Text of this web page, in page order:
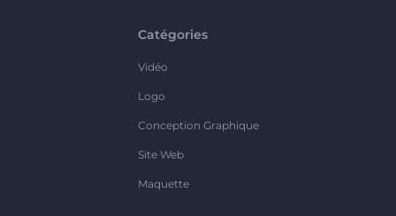
Catégories
Vidéo
Logo
Conception Graphique
Site Web
Maquette